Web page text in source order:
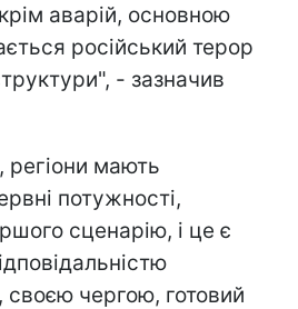
аварій, основною
російський терор
- зазначив
регіони мають
потужності,
сценарію, і це є
своєю чергою, готовий